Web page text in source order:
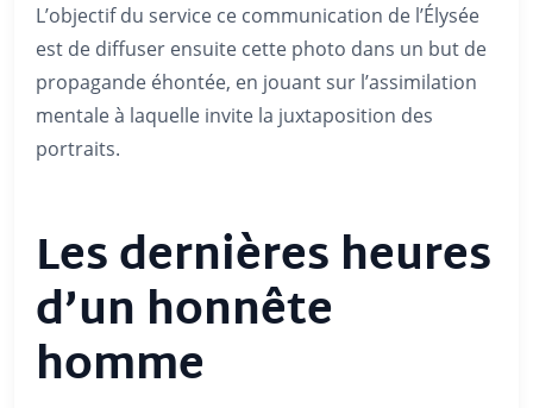
L’objectif du service ce communication de l’Élysée
est de diffuser ensuite cette photo dans un but de
propagande éhontée, en jouant sur l’assimilation
mentale à laquelle invite la juxtaposition des
portraits.
Les dernières heures
d’un honnête
homme